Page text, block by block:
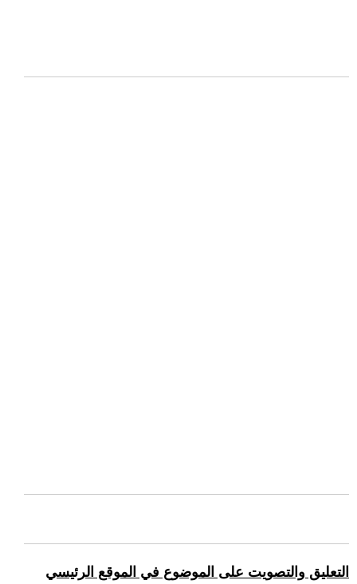
التعليق والتصويت على الموضوع في الموقع الرئيسي